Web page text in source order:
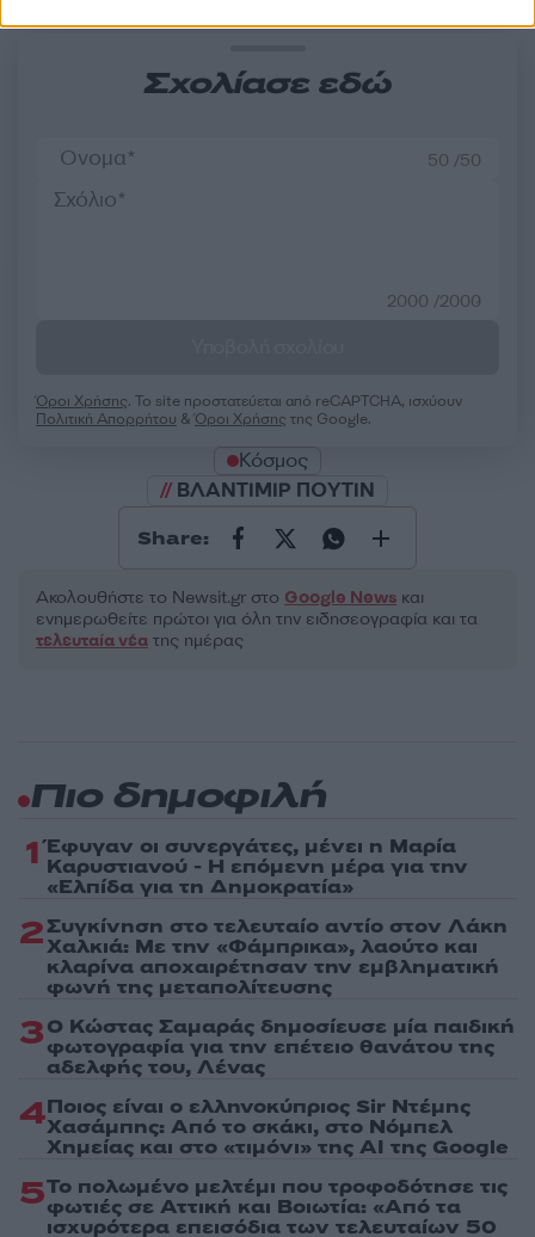
Σχολίασε εδώ
50 /50
2000 /2000
Όροι Χρήσης. Το site προστατεύεται από reCAPTCHA, ισχύουν
Πολιτική Απορρήτου &Όροι Χρήσης της Google.
Κόσμος
ΒΛΑΝΤΙΜΙΡ ΠΟΥΤΙΝ
Share:
Ακολουθήστε το Νewsit.gr στο Google News και
ενημερωθείτε πρώτοι για όλη την ειδησεογραφία και τα
τελευταία νέα της ημέρας
Πιο δημοφιλή
1 Έφυγαν οι συνεργάτες, μένει η Μαρία
Καρυστιανού - Η επόμενη μέρα για την
«Ελπίδα για τη Δημοκρατία»
2Συγκίνηση στο τελευταίο αντίο στον Λάκη
Χαλκιά: Με την «Φάμπρικα», λαούτο και
κλαρίνα αποχαιρέτησαν την εμβληματική
φωνή της μεταπολίτευσης
3Ο Κώστας Σαμαράς δημοσίευσε μία παιδική
φωτογραφία για την επέτειο θανάτου της
αδελφής του, Λένας
4Ποιος είναι ο ελληνοκύπριος Sir Ντέμης
Χασάμπης: Από το σκάκι, στο Νόμπελ
Χημείας και στο «τιμόνι» της AI της Google
5Το πολωμένο μελτέμι που τροφοδότησε τις
φωτιές σε Αττική και Βοιωτία: «Από τα
ισχυρότερα επεισόδια των τελευταίων 50